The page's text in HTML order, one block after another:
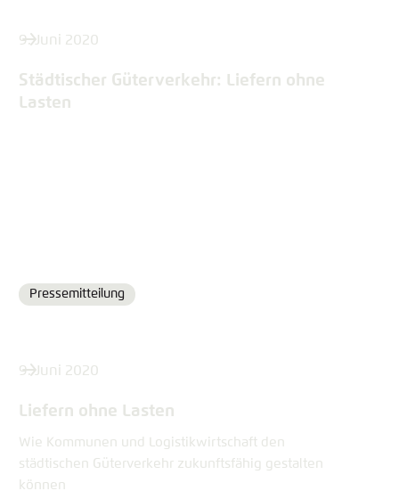
9. Juni 2020
Städtischer Güterverkehr: Liefern ohne
Lasten
Format
Pressemitteilung
9. Juni 2020
Liefern ohne Lasten
Wie Kommunen und Logistikwirtschaft den
städtischen Güterverkehr zukunftsfähig gestalten
können